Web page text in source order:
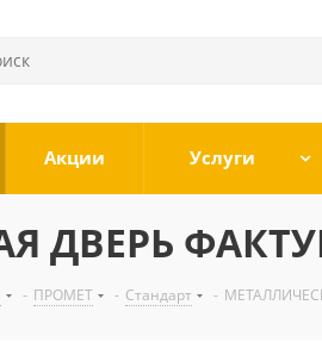
Акции Услуги
ДВЕРЬ
- ПРОМЕТ - Стандарт -